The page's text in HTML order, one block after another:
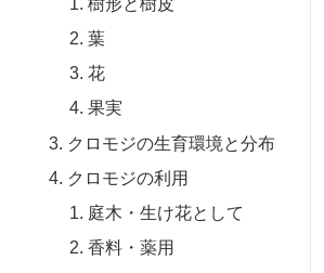
葉
花
果実
クロモジの生育環境と分布
クロモジの利用
庭木・生け花として
香料・薬用